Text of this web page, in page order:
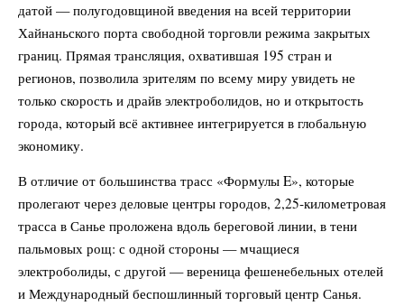
датой — полугодовщиной введения на всей территории
Хайнаньского порта свободной торговли режима закрытых
границ. Прямая трансляция, охватившая 195 стран и
регионов, позволила зрителям по всему миру увидеть не
только скорость и драйв электроболидов, но и открытость
города, который всё активнее интегрируется в глобальную
экономику.
В отличие от большинства трасс «Формулы E», которые
пролегают через деловые центры городов, 2,25‑километровая
трасса в Санье проложена вдоль береговой линии, в тени
пальмовых рощ: с одной стороны — мчащиеся
электроболиды, с другой — вереница фешенебельных отелей
и Международный беспошлинный торговый центр Санья.